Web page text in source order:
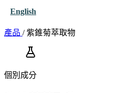
English
產品 / 紫錐菊萃取物
個別成分